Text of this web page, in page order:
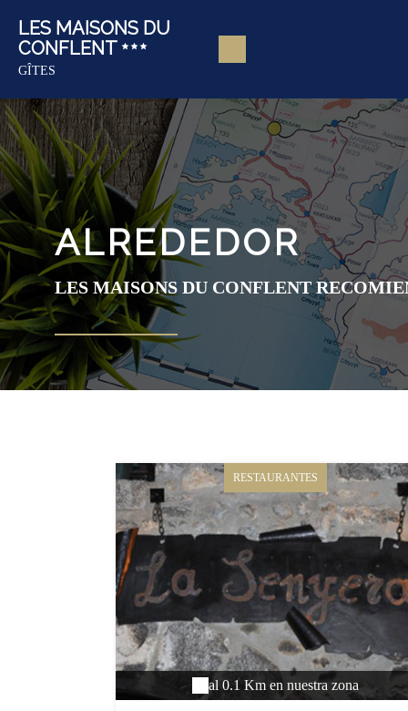
LES MAISONS DU
CONFLENT
GÎTES
ALREDEDOR
LES MAISONS DU CONFLENT
RESTAURANTES
al 0.1 Km en nuestra zona